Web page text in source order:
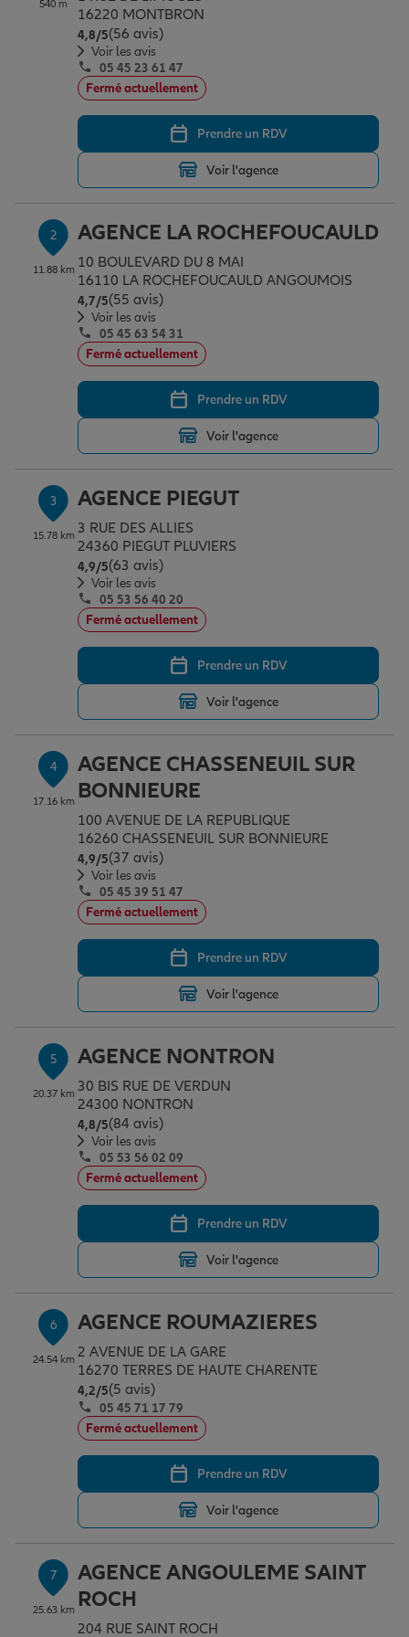
Assurance emprunteur
Prévoyance et dépendance
Assurance animal de compagnie
Protection de la famille
Protection juridique
Épargne & retraite
Plan épargne retraite
Assurance vie
Placements financiers
Investissements immobiliers
Transmission
Vos projets
Partir en vacances
Déménager
Changer de voiture
Départ à la retraite
Conseil assurance
Outre-mer
Assurance auto
Assurance habitation
Garantie des accidents de la vie
Assurance scolaire
Protection juridique
Tous nos devis d'assurance
Professionnels
Allianz en France
540 m
16220 MONTBRON
4,8/5Note de 4.8 sur 5
(56 avis)
Voir les avis
05 45 23 61 47
Fermé actuellement
Prendre un RDV
Voir l'agence
2
11.88 km
AGENCE LA ROCHEFOUCAULD
10 BOULEVARD DU 8 MAI
16110 LA ROCHEFOUCAULD ANGOUMOIS
4,7/5Note de 4.7 sur 5
(55 avis)
Voir les avis
05 45 63 54 31
Fermé actuellement
Prendre un RDV
Voir l'agence
3
15.78 km
AGENCE PIEGUT
3 RUE DES ALLIES
24360 PIEGUT PLUVIERS
4,9/5Note de 4.9 sur 5
(63 avis)
Voir les avis
05 53 56 40 20
Fermé actuellement
Prendre un RDV
Voir l'agence
4
17.16 km
AGENCE CHASSENEUIL SUR
BONNIEURE
100 AVENUE DE LA REPUBLIQUE
16260 CHASSENEUIL SUR BONNIEURE
4,9/5Note de 4.9 sur 5
(37 avis)
Voir les avis
05 45 39 51 47
Fermé actuellement
Prendre un RDV
Voir l'agence
5
20.37 km
AGENCE NONTRON
30 BIS RUE DE VERDUN
24300 NONTRON
4,8/5Note de 4.8 sur 5
(84 avis)
Voir les avis
05 53 56 02 09
Fermé actuellement
Prendre un RDV
Voir l'agence
6
24.54 km
AGENCE ROUMAZIERES
2 AVENUE DE LA GARE
16270 TERRES DE HAUTE CHARENTE
4,2/5Note de 4.2 sur 5
(5 avis)
05 45 71 17 79
Fermé actuellement
Prendre un RDV
Voir l'agence
7
25.63 km
AGENCE ANGOULEME SAINT
ROCH
204 RUE SAINT ROCH